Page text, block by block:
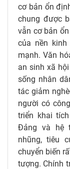
cơ bản ổn
chung được
vẫn cơ bản
của nền
mạnh. Văn
an sinh xã
sống nhân
tác giảm
người có
triển khai
Đảng và hệ
nhũng, tiêu
chuyển biến
tượng. Chính